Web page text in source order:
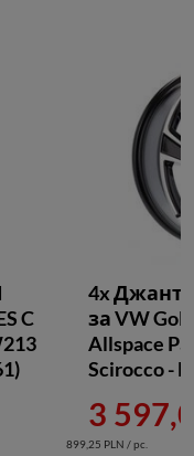
C
4x
за VW
Allspace
Scirocco -
3
899,25 PLN / pc.